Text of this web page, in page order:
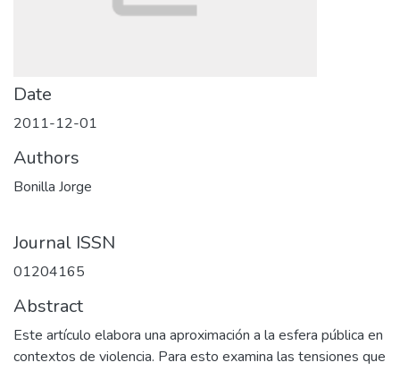
Date
2011-12-01
Authors
Bonilla Jorge
Journal ISSN
01204165
Abstract
Este artículo elabora una aproximación a la esfera pública en
contextos de violencia. Para esto examina las tensiones que